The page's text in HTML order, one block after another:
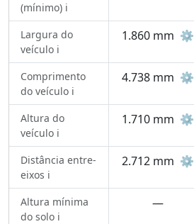
(mínimo) ℹ️
Largura do
veículo ℹ️
1.860 mm ⚙️
Comprimento
do veículo ℹ️
4.738 mm ⚙️
Altura do
veículo ℹ️
1.710 mm ⚙️
Distância entre-
eixos ℹ️
2.712 mm ⚙️
Altura mínima
do solo ℹ️
—